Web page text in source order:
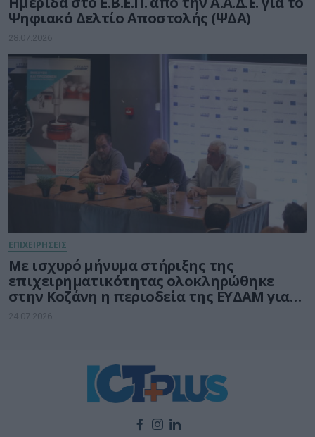
Ψηφιακό Δελτίο Αποστολής (ΨΔΑ)
28.07.2026
ΕΠΙΧΕΙΡΗΣΕΙΣ
Με ισχυρό μήνυμα στήριξης της
επιχειρηματικότητας ολοκληρώθηκε
στην Κοζάνη η περιοδεία της ΕΥΔΑΜ για
τις νέες δράσεις ύψους 140 εκατ. ευρώ
24.07.2026